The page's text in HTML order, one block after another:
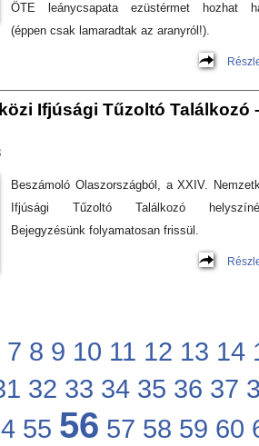
ÖTE leánycsapata ezüstérmet hozhat
(éppen csak lamaradtak az aranyról!).
Ifjúsági Tűzoltó Találkozó
Beszámoló Olaszországból, a XXIV.
Ifjúsági Tűzoltó Találkozó
Bejegyzésünk folyamatosan frissül.
7 8 9 10 11 12 13 14
32 33 34 35 36 37
55 56 57 58 59 60